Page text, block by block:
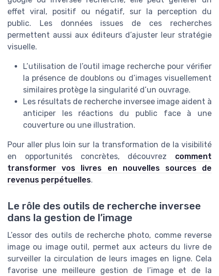
effet viral, positif ou négatif, sur la perception du
public. Les données issues de ces recherches
permettent aussi aux éditeurs d’ajuster leur stratégie
visuelle.
L’utilisation de l’outil image recherche pour vérifier
la présence de doublons ou d’images visuellement
similaires protège la singularité d’un ouvrage.
Les résultats de recherche inversee image aident à
anticiper les réactions du public face à une
couverture ou une illustration.
Pour aller plus loin sur la transformation de la visibilité
en opportunités concrètes, découvrez comment
transformer vos livres en nouvelles sources de
revenus perpétuelles.
Le rôle des outils de recherche inversee
dans la gestion de l’image
L’essor des outils de recherche photo, comme reverse
image ou image outil, permet aux acteurs du livre de
surveiller la circulation de leurs images en ligne. Cela
favorise une meilleure gestion de l’image et de la